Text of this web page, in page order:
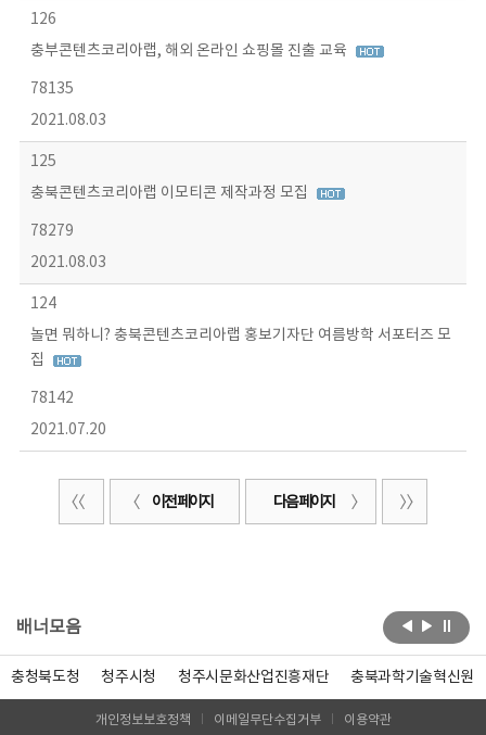
126
충부콘텐츠코리아랩, 해외 온라인 쇼핑몰 진출 교육
78135
2021.08.03
125
충북콘텐츠코리아랩 이모티콘 제작과정 모집
78279
2021.08.03
124
놀면 뭐하니? 충북콘텐츠코리아랩 홍보기자단 여름방학 서포터즈 모
집
78142
2021.07.20
이전 페이지 다음 페이지
배너모음
충청북도청 청주시청 청주시문화산업진흥재단 충북과학기술혁신원
개인정보보호정책 이메일무단수집거부 이용약관